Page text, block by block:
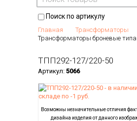
Поиск по артикулу
Главная
Трансформаторы
Трансформаторы броневые
ТПП292-127/220-50
Артикул: 5066
Возможны незначительные отличия
дизайна изделия от данного